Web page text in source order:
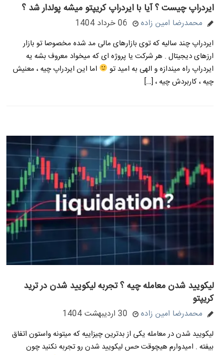
ایردراپ چیست ؟ آیا با ایردراپ کریپتو میشه پولدار شد ؟
محمدرضا امین زاده 06 خرداد 1404
ایردراپ چند سالیه که توی بازارهای مالی مد شده مخصوصا تو بازار
ارزهای دیجیتال . هر شرکت یا پروژه ای که میخواد معروف بشه یه
ایردراپ راه میندازه و الهی به امید تو
اما این ایردراپ چیه ، معنیش
چیه ، کاربردش چیه ، […]
لیکویید شدن معامله چیه ؟ تجربه لیکویید شدن در ترید
کریپتو
محمدرضا امین زاده 30 اردیبهشت 1404
لیکویید شدن در معامله یکی از بدترین چیزاییه که میتونه واستون اتفاق
بیفته . امیدوارم هیچوقت حس لیکویید شدن رو تجربه نکنید چون